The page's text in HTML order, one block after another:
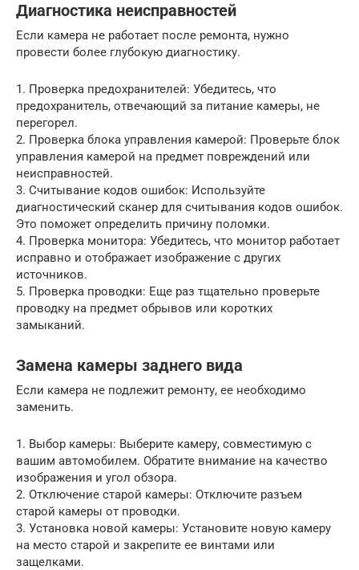
Диагностика неисправностей
Если камера не работает после ремонта, нужно
провести более глубокую диагностику.
1. Проверка предохранителей: Убедитесь, что
предохранитель, отвечающий за питание камеры, не
перегорел.
2. Проверка блока управления камерой: Проверьте блок
управления камерой на предмет повреждений или
неисправностей.
3. Считывание кодов ошибок: Используйте
диагностический сканер для считывания кодов ошибок.
Это поможет определить причину поломки.
4. Проверка монитора: Убедитесь, что монитор работает
исправно и отображает изображение с других
источников.
5. Проверка проводки: Еще раз тщательно проверьте
проводку на предмет обрывов или коротких
замыканий.
Замена камеры заднего вида
Если камера не подлежит ремонту, ее необходимо
заменить.
1. Выбор камеры: Выберите камеру, совместимую с
вашим автомобилем. Обратите внимание на качество
изображения и угол обзора.
2. Отключение старой камеры: Отключите разъем
старой камеры от проводки.
3. Установка новой камеры: Установите новую камеру
на место старой и закрепите ее винтами или
защелками.